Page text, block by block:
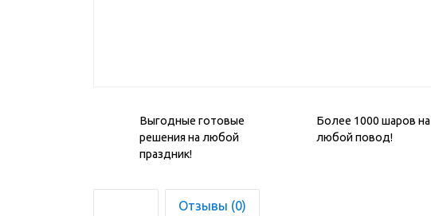
Выгодные готовые
решения на любой
праздник!
Более 1000 шаров на
любой повод!
Отзывы (0)